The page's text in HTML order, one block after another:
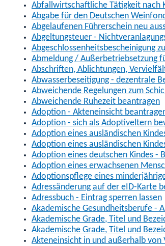
Abfallwirtschaftliche Tätigkeit nach
Abgabe für den Deutschen
Abgelaufenen Führerschein neu
Abgeltungsteuer -
Abgeschlossenheitsbescheinigung
Abmeldung / Außerbetriebsetzung
Abschriften, Ablichtungen,
Abwasserbeseitigung - dezentrale
Abweichende Regelungen zum
Abweichende Ruhezeit beantragen
Adoption - Akteneinsicht
Adoption - sich als Adoptiveltern
Adoption eines ausländischen
Adoption eines ausländischen
Adoption eines deutschen Kindes -
Adoption eines erwachsenen
Adoptionspflege eines
Adressänderung auf der eID-Karte
Adressbuch - Eintrag sperren lassen
Akademische Gesundheitsberufe -
Akademische Grade, Titel und
Akademische Grade, Titel und
Akteneinsicht in und außerhalb